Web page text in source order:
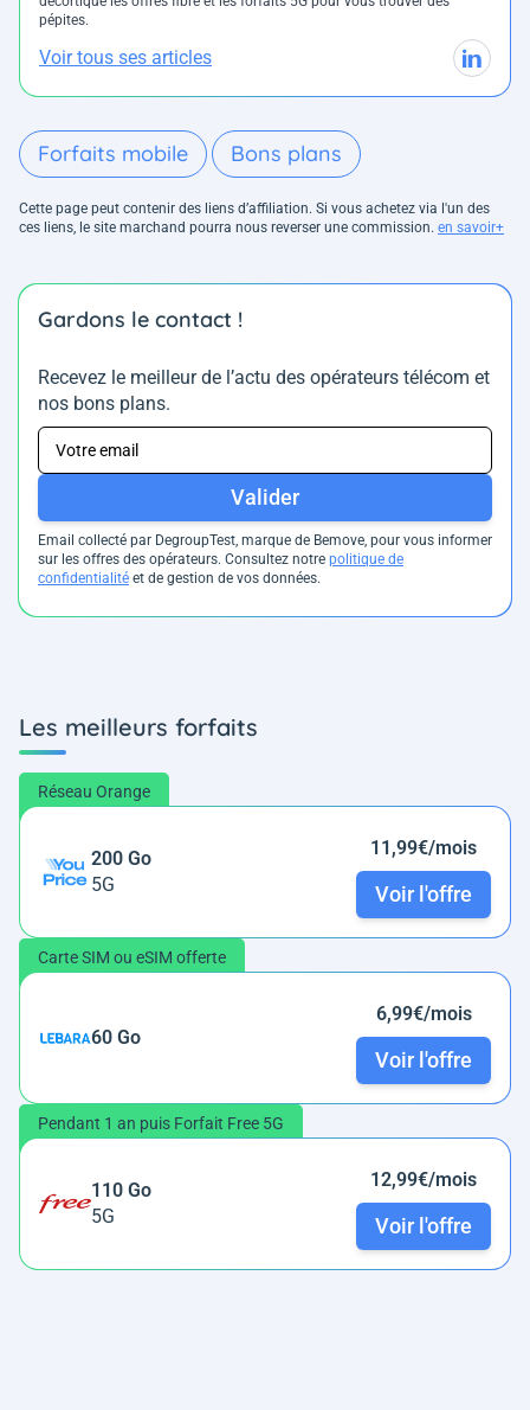
pépites.
Voir tous ses articles
Forfaits mobile Bons plans
Cette page peut contenir des liens d’affiliation. Si vous achetez via l'un des
ces liens, le site marchand pourra nous reverser une commission. en savoir+
Gardons le contact !
Recevez le meilleur de l’actu des opérateurs télécom et
nos bons plans.
Valider
Email collecté par DegroupTest, marque de Bemove, pour vous informer
sur les offres des opérateurs. Consultez notre politique de
confidentialité et de gestion de vos données.
Les meilleurs forfaits
Réseau Orange
200 Go
5G
11,99€/mois
Voir l'offre
Carte SIM ou eSIM offerte
60 Go
6,99€/mois
Voir l'offre
Pendant 1 an puis Forfait Free 5G
110 Go
5G
12,99€/mois
Voir l'offre